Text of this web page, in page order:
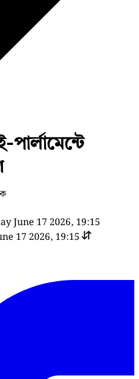
পার্লামেন্টে
June 17 2026, 19:15
17 2026, 19:15